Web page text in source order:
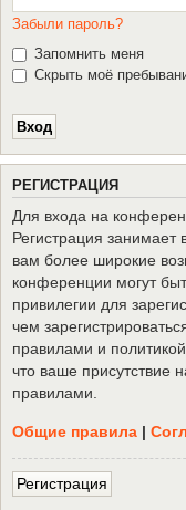
Забыли пароль?
Запомнить меня
Скрыть моё
РЕГИСТРАЦИЯ
Для входа на
Регистрация занимает
вам более широкие
конференции могут
привилегии для
чем
правилами и
что ваше присутствие
правилами.
Общие правила |
Регистрация